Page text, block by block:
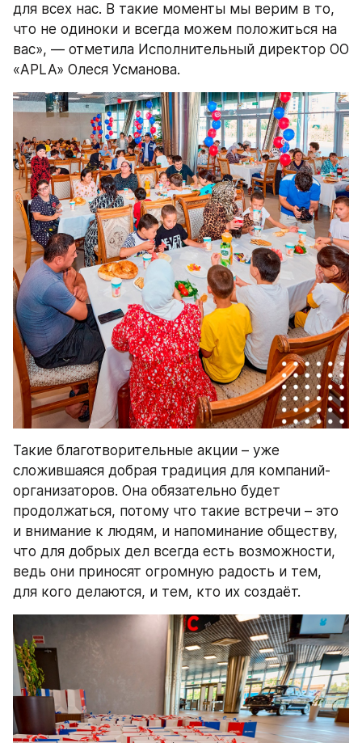
для всех нас. В такие моменты мы верим в то,
что не одиноки и всегда можем положиться на
вас», — отметила Исполнительный директор ОО
«APLA» Олеся Усманова.
Такие благотворительные акции – уже
сложившаяся добрая традиция для компаний-
организаторов. Она обязательно будет
продолжаться, потому что такие встречи – это
и внимание к людям, и напоминание обществу,
что для добрых дел всегда есть возможности,
ведь они приносят огромную радость и тем,
для кого делаются, и тем, кто их создаёт.